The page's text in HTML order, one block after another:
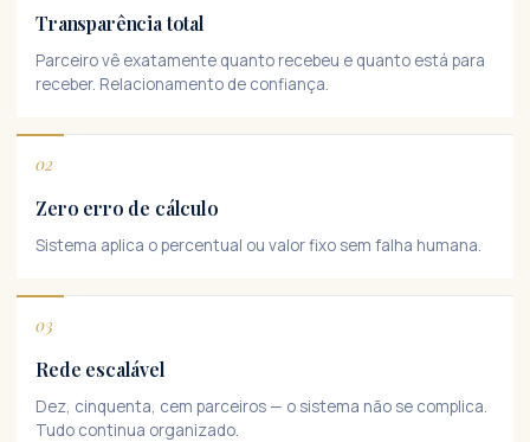
Transparência total
Parceiro vê exatamente quanto recebeu e quanto está para
receber. Relacionamento de confiança.
02
Zero erro de cálculo
Sistema aplica o percentual ou valor fixo sem falha humana.
03
Rede escalável
Dez, cinquenta, cem parceiros — o sistema não se complica.
Tudo continua organizado.